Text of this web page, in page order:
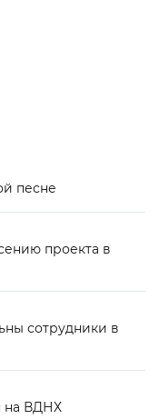
песне
проекта в
сотрудники в
на ВДНХ